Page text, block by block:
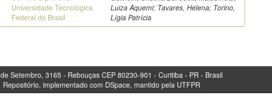
Universidade Tecnológica
Federal do Brasil
Luiza Aquemi; Tavares, Helena; Torino,
Lígia Patrícia
3165 - Rebouças CEP 80230-901 - Curitiba - PR - Brasil
Repositório, implementado com DSpace, mantido pela UTFPR